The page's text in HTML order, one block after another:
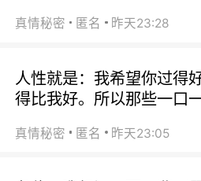
真情秘密 匿名 昨天23:28
人性就是：我希望你过得
得比我好。所以那些一口
真情秘密 匿名 昨天23:05